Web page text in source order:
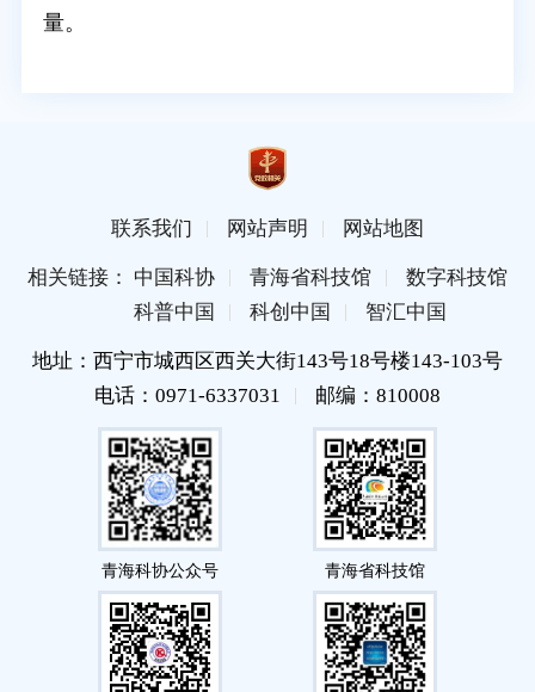
量。
联系我们 网站声明 网站地图
相关链接： 中国科协 青海省科技馆
数字科技馆
科普中国
科创中国 智汇中国
地址：西宁市城西区西关大街143号18号楼143-103号
电话：0971-6337031
邮编：810008
青海科协公众号 青海省科技馆